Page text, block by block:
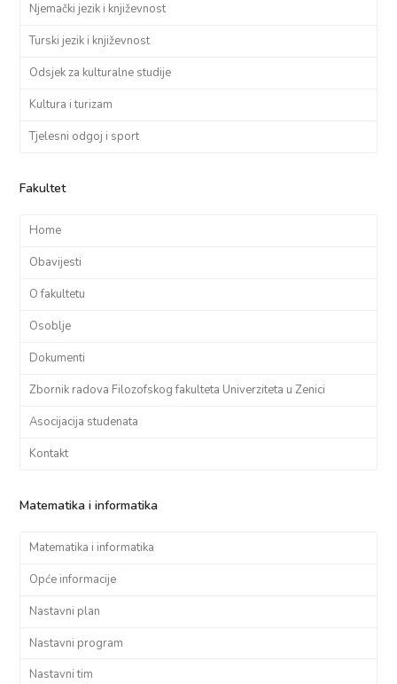
Njemački jezik i književnost
Turski jezik i književnost
Odsjek za kulturalne studije
Kultura i turizam
Tjelesni odgoj i sport
Fakultet
Home
Obavijesti
O fakultetu
Osoblje
Dokumenti
Zbornik radova Filozofskog fakulteta Univerziteta u Zenici
Asocijacija studenata
Kontakt
Matematika i informatika
Matematika i informatika
Opće informacije
Nastavni plan
Nastavni program
Nastavni tim